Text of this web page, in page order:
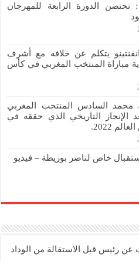
: تحتضن الدورة الرابعة للمهرجان
يتكلم عن خلافه مع أشرف
مباراة المنتخب المغربي في كأس
محمد السادس المنتخب المغربي
الإنجاز التاريخي الذي حققه في
2022.
خاص لناصر بوريطة – فيديو
عن رئيس قبل الاستقالة من الوداد